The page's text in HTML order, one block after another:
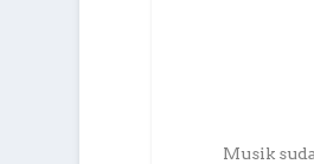
Musik